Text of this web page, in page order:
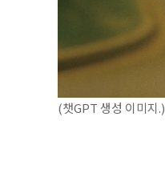
(챗GPT 생성 이미지.)